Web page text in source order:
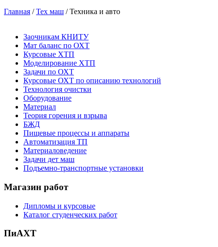
Главная /Тех маш / Техника и авто
Заочникам КНИТУ
Мат баланс по ОХТ
Курсовые ХТП
Моделирование ХТП
Задачи по ОХТ
Курсовые ОХТ по описанию технологий
Технология очистки
Оборудование
Материал
Теория горения и взрыва
БЖД
Пищевые процессы и аппараты
Автоматизация ТП
Материаловедение
Задачи дет маш
Подъемно-транспортные установки
Магазин работ
Дипломы и курсовые
Каталог студенческих работ
ПиАХТ